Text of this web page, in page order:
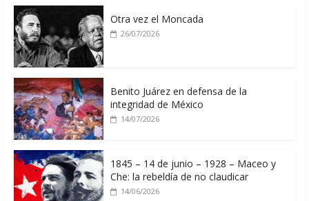
Otra vez el Moncada
26/07/2026
Benito Juárez en defensa de la
integridad de México
14/07/2026
1845 – 14 de junio – 1928 – Maceo y
Che: la rebeldía de no claudicar
14/06/2026